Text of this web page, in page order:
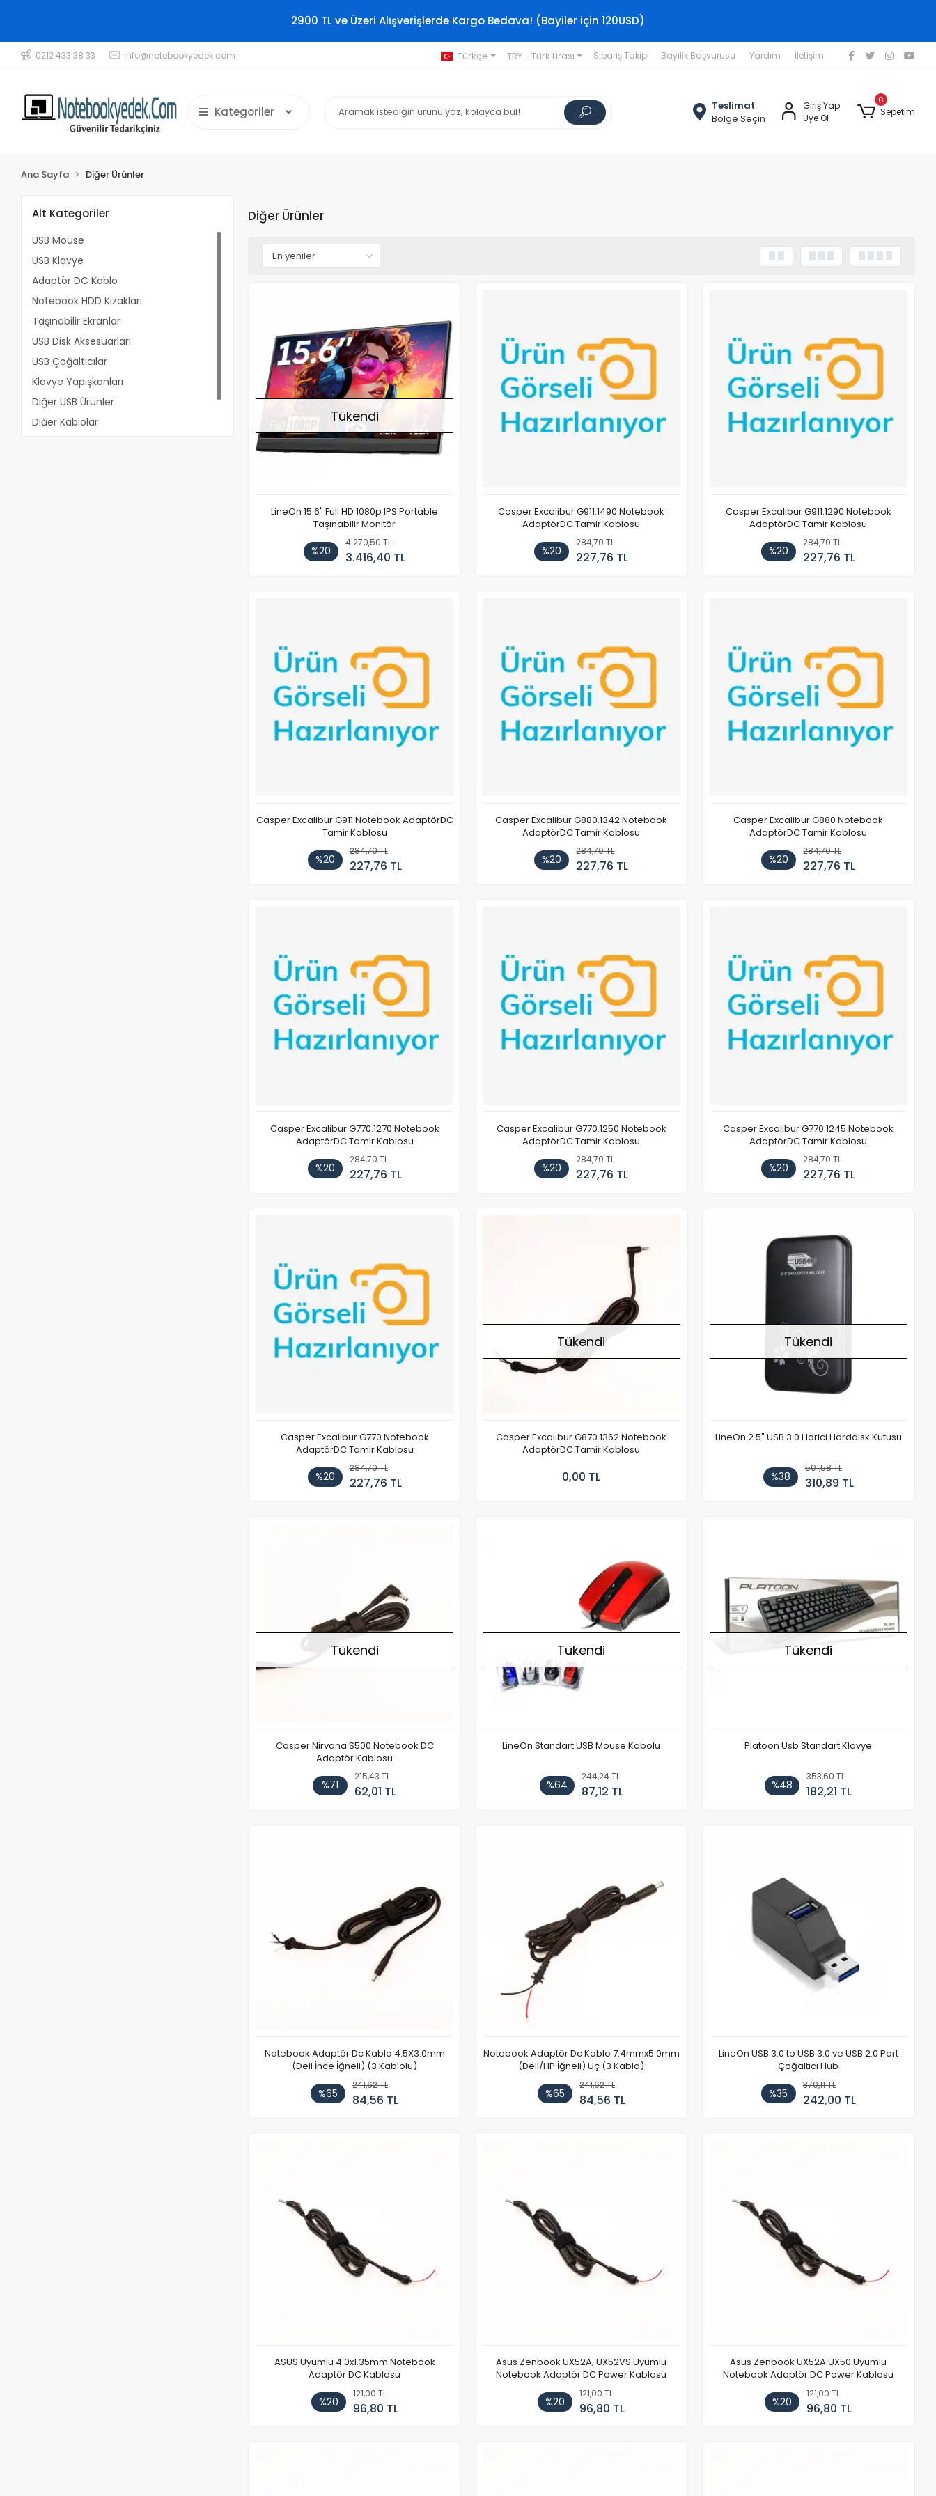
2900 TL ve Üzeri Alışverişlerde Kargo Bedava! (Bayiler için 120USD)
0212 433 38 33 info@notebookyedek.com Türkçe TRY - Türk Lirası Sipariş Takip Bayilik Başvurusu Yardım İletişim
Kategoriler
Teslimat
Bölge Seçin
Giriş Yap
Üye Ol
0
Sepetim
Ana Sayfa Diğer Ürünler
Alt Kategoriler
USB Mouse
USB Klavye
Adaptör DC Kablo
Notebook HDD Kızakları
Taşınabilir Ekranlar
USB Disk Aksesuarları
USB Çoğaltıcılar
Klavye Yapışkanları
Diğer USB Ürünler
Diğer Kablolar
Diğer Ürünler
Tükendi
LineOn 15.6" Full HD 1080p IPS Portable
Taşınabilir Monitör
%20
4.270,50 TL
3.416,40 TL
Casper Excalibur G911.1490 Notebook
AdaptörDC Tamir Kablosu
%20
284,70 TL
227,76 TL
Casper Excalibur G911.1290 Notebook
AdaptörDC Tamir Kablosu
%20
284,70 TL
227,76 TL
Casper Excalibur G911 Notebook AdaptörDC
Tamir Kablosu
%20
284,70 TL
227,76 TL
Casper Excalibur G880.1342 Notebook
AdaptörDC Tamir Kablosu
%20
284,70 TL
227,76 TL
Casper Excalibur G880 Notebook
AdaptörDC Tamir Kablosu
%20
284,70 TL
227,76 TL
Casper Excalibur G770.1270 Notebook
AdaptörDC Tamir Kablosu
%20
284,70 TL
227,76 TL
Casper Excalibur G770.1250 Notebook
AdaptörDC Tamir Kablosu
%20
284,70 TL
227,76 TL
Casper Excalibur G770.1245 Notebook
AdaptörDC Tamir Kablosu
%20
284,70 TL
227,76 TL
Casper Excalibur G770 Notebook
AdaptörDC Tamir Kablosu
%20
284,70 TL
227,76 TL
Tükendi
Casper Excalibur G870.1362 Notebook
AdaptörDC Tamir Kablosu
0,00 TL
Tükendi
LineOn 2.5" USB 3.0 Harici Harddisk Kutusu
%38
501,58 TL
310,89 TL
Tükendi
Casper Nirvana S500 Notebook DC
Adaptör Kablosu
%71
215,43 TL
62,01 TL
Tükendi
LineOn Standart USB Mouse Kabolu
%64
244,24 TL
87,12 TL
Tükendi
Platoon Usb Standart Klavye
%48
353,60 TL
182,21 TL
Notebook Adaptör Dc Kablo 4.5X3.0mm
(Dell İnce İğneli) (3 Kablolu)
%65
241,62 TL
84,56 TL
Notebook Adaptör Dc Kablo 7.4mmx5.0mm
(Dell/HP İğneli) Uç (3 Kablo)
%65
241,62 TL
84,56 TL
LineOn USB 3.0 to USB 3.0 ve USB 2.0 Port
Çoğaltıcı Hub
%35
370,11 TL
242,00 TL
ASUS Uyumlu 4.0x1.35mm Notebook
Adaptör DC Kablosu
%20
121,00 TL
96,80 TL
Asus Zenbook UX52A, UX52VS Uyumlu
Notebook Adaptör DC Power Kablosu
%20
121,00 TL
96,80 TL
Asus Zenbook UX52A UX50 Uyumlu
Notebook Adaptör DC Power Kablosu
%20
121,00 TL
96,80 TL